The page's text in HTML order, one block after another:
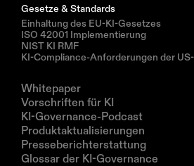
Gesetze & Standards
Einhaltung des EU-KI-Gesetzes
ISO 42001 Implementierung
NIST KI RMF
KI-Compliance-Anforderungen der
Whitepaper
Vorschriften für KI
KI-Governance-Podcast
Produktaktualisierungen
Presseberichterstattung
Glossar der KI-Governance